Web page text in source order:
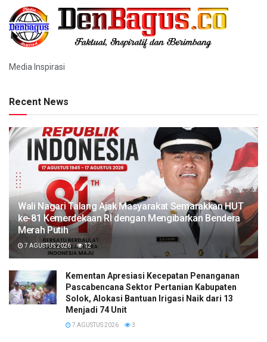
Media Inspirasi
Recent News
Wali Nagari Talang Ajak Masyarakat Semarakkan HUT
ke-81 Kemerdekaan RI dengan Mengibarkan Bendera
Merah Putih
7 AGUSTUS 2026 12
Kementan Apresiasi Kecepatan Penanganan
Pascabencana Sektor Pertanian Kabupaten
Solok, Alokasi Bantuan Irigasi Naik dari 13
Menjadi 74 Unit
7 AGUSTUS 2026 3